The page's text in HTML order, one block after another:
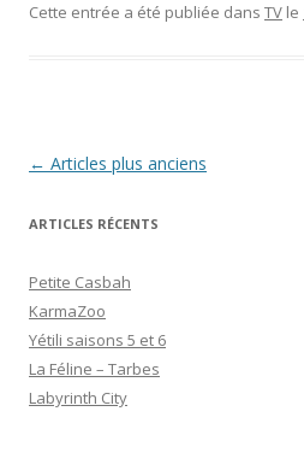
Cette entrée a été publiée dans TV le
Navigation des articles
← Articles plus anciens
ARTICLES RÉCENTS
Petite Casbah
KarmaZoo
Yétili saisons 5 et 6
La Féline – Tarbes
Labyrinth City